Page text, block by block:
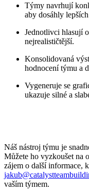
Týmy navrhují
aby dosáhly
Jednotlivci hlasují
nejrealističtější.
Konsolidovaná
hodnocení týmu a
Vygeneruje se
ukazuje silné a
Náš nástroj týmu je
Můžete ho vyzkoušet na
zájem o další informace,
vaším týmem.